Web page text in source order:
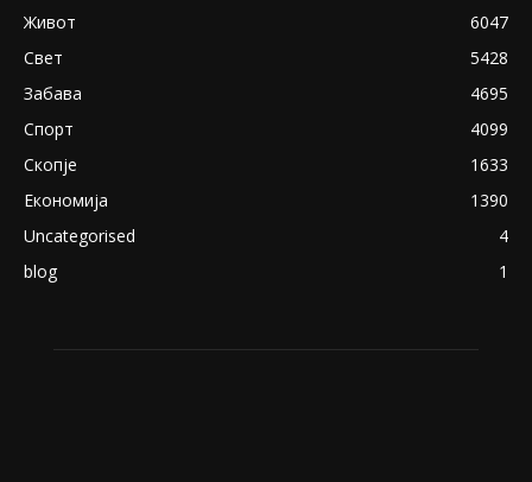
Живот
6047
Свет
5428
Забава
4695
Спорт
4099
Скопје
1633
Економија
1390
Uncategorised
4
blog
1